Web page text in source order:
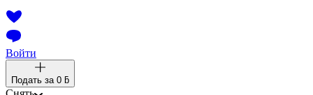
Войти
Подать за 0 ƃ